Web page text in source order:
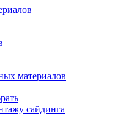
материалов
сайдинга